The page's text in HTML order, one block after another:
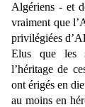
Algériens - et
vraiment que
privilégiées
Elus que les
l’héritage de
ont érigés en
au moins en